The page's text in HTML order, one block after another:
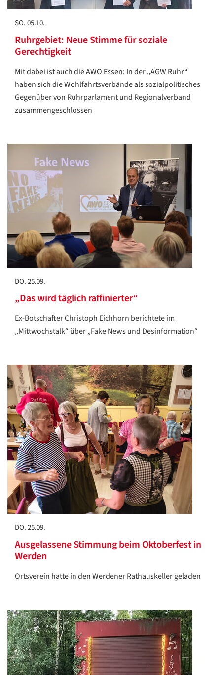
SO. 05.10.
Ruhrgebiet: Neue Stimme für soziale
Gerechtigkeit
Mit dabei ist auch die AWO Essen: In der „AGW Ruhr“
haben sich die Wohlfahrtsverbände als sozialpolitisches
Gegenüber von Ruhrparlament und Regionalverband
zusammengeschlossen
DO. 25.09.
„Das wird täglich raffinierter“
Ex-Botschafter Christoph Eichhorn berichtete im
„Mittwochstalk“ über „Fake News und Desinformation“
DO. 25.09.
Ausgelassene Stimmung beim Oktoberfest in
Werden
Ortsverein hatte in den Werdener Rathauskeller geladen